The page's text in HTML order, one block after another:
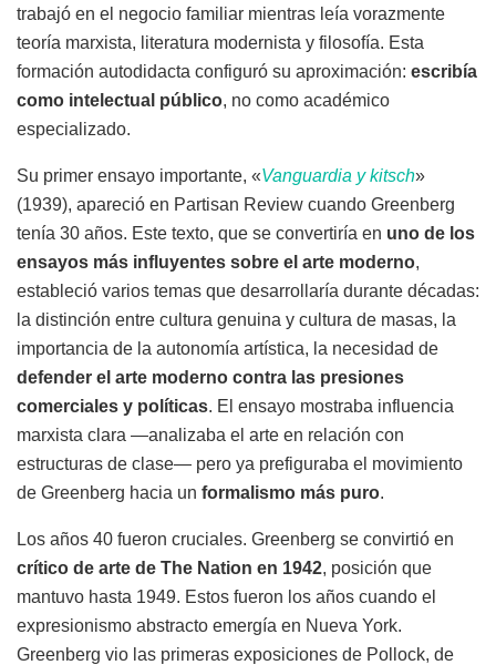
trabajó en el negocio familiar mientras leía vorazmente
teoría marxista, literatura modernista y filosofía. Esta
formación autodidacta configuró su aproximación: escribía
como intelectual público, no como académico
especializado.
Su primer ensayo importante, «Vanguardia y kitsch»
(1939), apareció en Partisan Review cuando Greenberg
tenía 30 años. Este texto, que se convertiría en uno de los
ensayos más influyentes sobre el arte moderno,
estableció varios temas que desarrollaría durante décadas:
la distinción entre cultura genuina y cultura de masas, la
importancia de la autonomía artística, la necesidad de
defender el arte moderno contra las presiones
comerciales y políticas. El ensayo mostraba influencia
marxista clara —analizaba el arte en relación con
estructuras de clase— pero ya prefiguraba el movimiento
de Greenberg hacia un formalismo más puro.
Los años 40 fueron cruciales. Greenberg se convirtió en
crítico de arte de The Nation en 1942, posición que
mantuvo hasta 1949. Estos fueron los años cuando el
expresionismo abstracto emergía en Nueva York.
Greenberg vio las primeras exposiciones de Pollock, de